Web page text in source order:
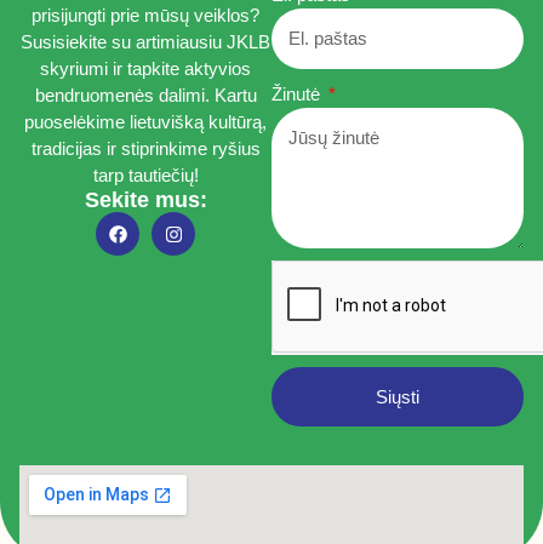
prisijungti prie mūsų veiklos?
Susisiekite su artimiausiu JKLB
skyriumi ir tapkite aktyvios
bendruomenės dalimi. Kartu
puoselėkime lietuvišką kultūrą,
tradicijas ir stiprinkime ryšius
tarp tautiečių!
Sekite mus:
Žinutė
Siųsti